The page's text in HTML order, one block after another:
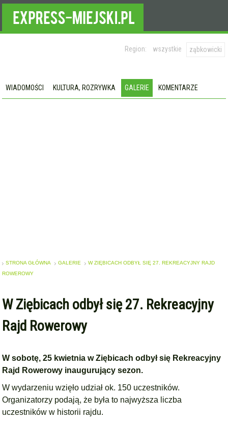
Region: wszystkie ząbkowicki
WIADOMOŚCI KULTURA, ROZRYWKA GALERIE KOMENTARZE
STRONA GŁÓWNA GALERIE
W ZIĘBICACH ODBYŁ SIĘ 27. REKREACYJNY RAJD
ROWEROWY
W Ziębicach odbył się 27. Rekreacyjny
Rajd Rowerowy
W sobotę, 25 kwietnia w Ziębicach odbył się Rekreacyjny
Rajd Rowerowy inaugurujący sezon.
W wydarzeniu wzięło udział ok. 150 uczestników.
Organizatorzy podają, że była to najwyższa liczba
uczestników w historii rajdu.